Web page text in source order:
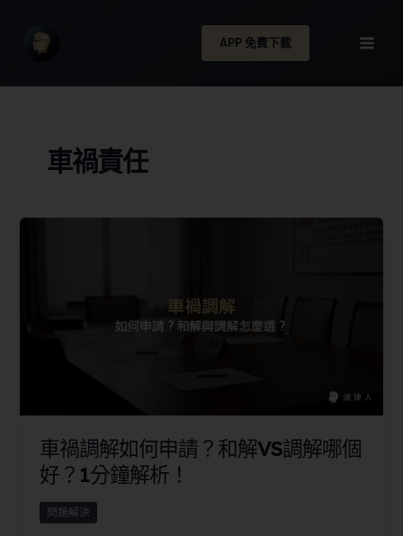
APP 免費下載
車禍責任
車禍調解如何申請？和解VS調解哪個
好？1分鐘解析！
問題解決